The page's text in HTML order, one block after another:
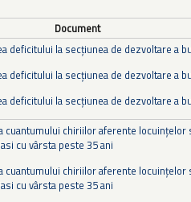
Document
deficitului la secţiunea de dezvoltare a
deficitului la secţiunea de dezvoltare a
deficitului la secţiunea de dezvoltare a
cuantumului chiriilor aferente locuinţelor
cu vârsta peste 35 ani
cuantumului chiriilor aferente locuinţelor
cu vârsta peste 35 ani